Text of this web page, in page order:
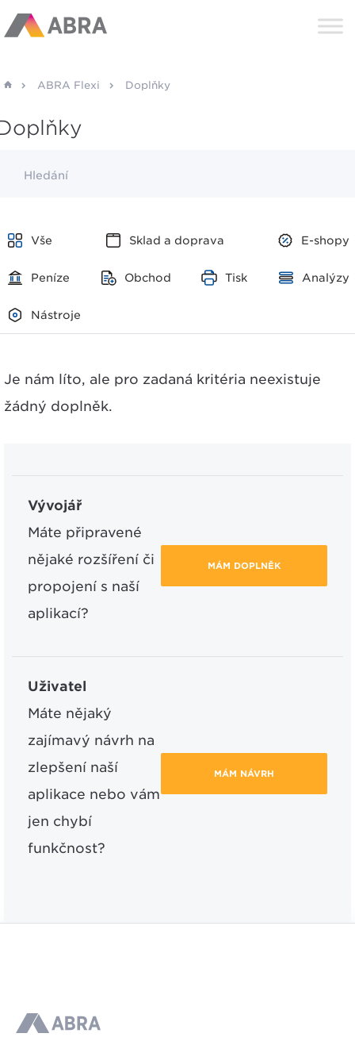
ABRA Flexi Doplňky
Hledání
Vše Sklad a doprava E-shopy
Peníze Obchod Tisk Analýzy
Nástroje
Je nám líto, ale pro zadaná kritéria neexistuje
žádný doplněk.
Vývojář
Máte připravené
nějaké rozšíření či
propojení s naší
aplikací?
MÁM DOPLNĚK
Uživatel
Máte nějaký
zajímavý návrh na
zlepšení naší
aplikace nebo vám
jen chybí
funkčnost?
MÁM NÁVRH
ABRA